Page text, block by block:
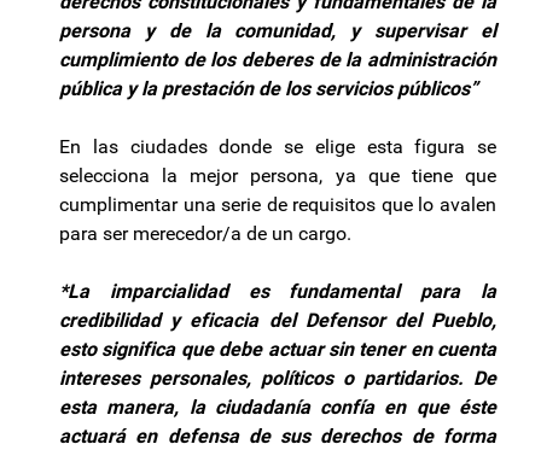
persona y de la comunidad, y supervisar el
cumplimiento de los deberes de la administración
pública y la prestación de los servicios públicos”
En las ciudades donde se elige esta figura se
selecciona la mejor persona, ya que tiene que
cumplimentar una serie de requisitos que lo avalen
para ser merecedor/a de un cargo.
*La imparcialidad es fundamental para la
credibilidad y eficacia del Defensor del Pueblo,
esto significa que debe actuar sin tener en cuenta
intereses personales, políticos o partidarios. De
esta manera, la ciudadanía confía en que éste
actuará en defensa de sus derechos de forma